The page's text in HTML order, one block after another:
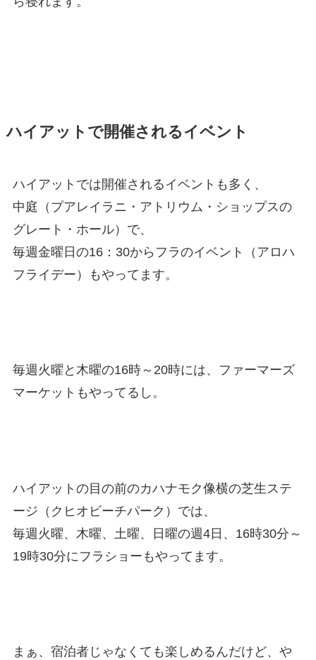
ハイアットで開催されるイベント
ハイアットでは開催されるイベントも多く、
中庭（プアレイラニ・アトリウム・ショップスの
グレート・ホール）で、
毎週金曜日の16：30からフラのイベント（アロハ
フライデー）もやってます。
毎週火曜と木曜の16時～20時には、ファーマーズ
マーケットもやってるし。
ハイアットの目の前のカハナモク像横の芝生ステ
ージ（クヒオビーチパーク）では、
毎週火曜、木曜、土曜、日曜の週4日、16時30分～
19時30分にフラショーもやってます。
まぁ、宿泊者じゃなくても楽しめるんだけど、や